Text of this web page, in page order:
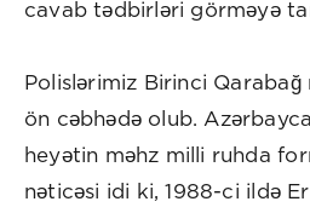
cavab tədbirləri görməyə
Polislərimiz Birinci Qarabağ
ön cəbhədə olub.
heyətin məhz milli ruhda
nəticəsi idi ki, 1988-ci ildə